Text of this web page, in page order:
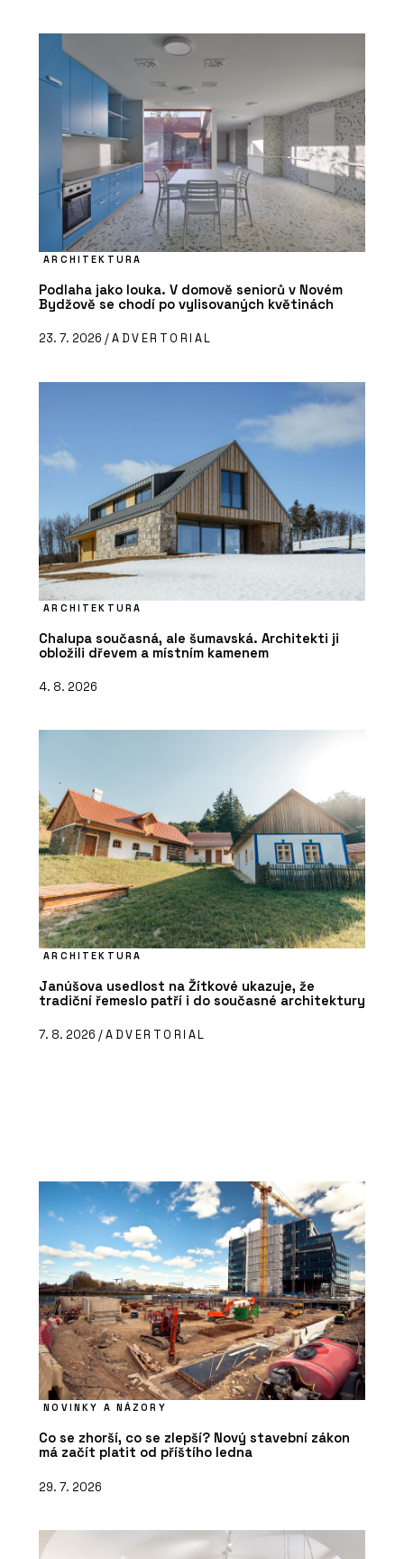
ARCHITEKTURA
Podlaha jako louka. V domově seniorů v Novém
Bydžově se chodí po vylisovaných květinách
23. 7. 2026 /ADVERTORIAL
ARCHITEKTURA
Chalupa současná, ale šumavská. Architekti ji
obložili dřevem a místním kamenem
4. 8. 2026
ARCHITEKTURA
Janúšova usedlost na Žítkové ukazuje, že
tradiční řemeslo patří i do současné architektury
7. 8. 2026 /ADVERTORIAL
NOVINKY A NÁZORY
Co se zhorší, co se zlepší? Nový stavební zákon
má začít platit od příštího ledna
29. 7. 2026